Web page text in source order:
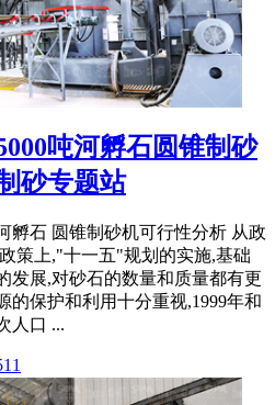
吨河孵石圆锥制砂
砂专题站
孵石 圆锥制砂机可行性分析 从政
策上,"十一五"规划的实施,基础
发展,对砂石的数量和质量都有更
的保护和利用十分重视,1999年和
人口 ...